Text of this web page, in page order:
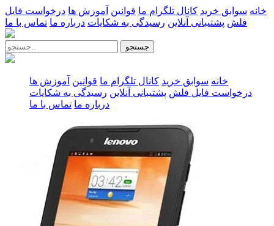
خانه سوابق خرید کانال تلگرام ما قوانین آموزش ها درخواست فایل
فلش پشتیبانی آنلاین رسیدگی به شکایات درباره ما تماس با ما
جستجو
خانه سوابق خرید کانال تلگرام ما قوانین آموزش ها
درخواست فایل فلش پشتیبانی آنلاین رسیدگی به شکایات
درباره ما تماس با ما